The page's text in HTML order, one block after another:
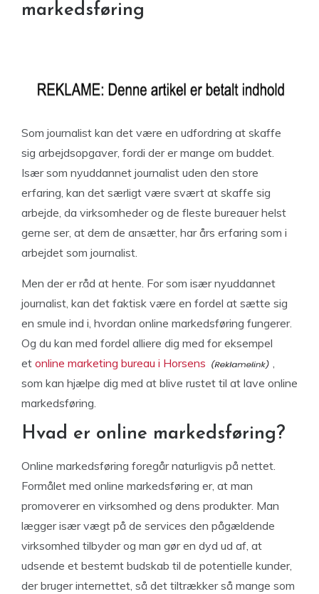
markedsføring
Som journalist kan det være en udfordring at skaffe
sig arbejdsopgaver, fordi der er mange om buddet.
Især som nyuddannet journalist uden den store
erfaring, kan det særligt være svært at skaffe sig
arbejde, da virksomheder og de fleste bureauer helst
gerne ser, at dem de ansætter, har års erfaring som i
arbejdet som journalist.
Men der er råd at hente. For som især nyuddannet
journalist, kan det faktisk være en fordel at sætte sig
en smule ind i, hvordan online markedsføring fungerer.
Og du kan med fordel alliere dig med for eksempel
et online marketing bureau i Horsens
,
som kan hjælpe dig med at blive rustet til at lave online
markedsføring.
Hvad er online markedsføring?
Online markedsføring foregår naturligvis på nettet.
Formålet med online markedsføring er, at man
promoverer en virksomhed og dens produkter. Man
lægger især vægt på de services den pågældende
virksomhed tilbyder og man gør en dyd ud af, at
udsende et bestemt budskab til de potentielle kunder,
der bruger internettet, så det tiltrækker så mange som